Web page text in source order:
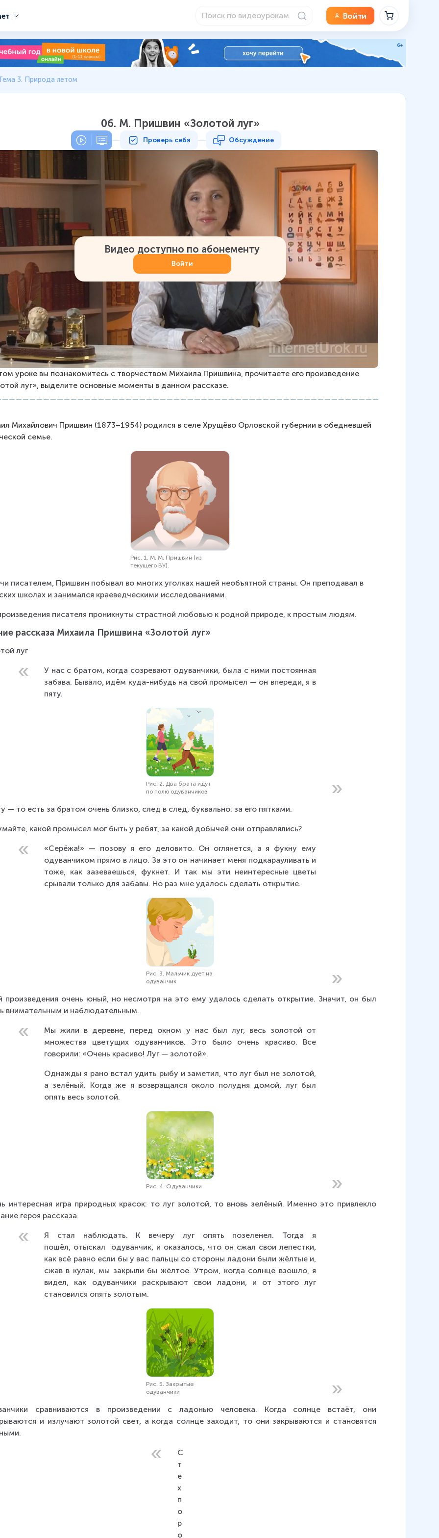
Войти
3. Природа летом
06. М. Пришвин «Золотой луг»
Проверь себя Обсуждение
Видео доступно по абонементу
Войти
уроке вы познакомитесь с творчеством Михаила Пришвина, прочитаете его произведение
луг», выделите основные моменты в данном рассказе.
Михайлович Пришвин (1873–1954) родился в селе Хрущёво Орловской губернии в обедневшей
семье.
Рис. 1. М. М. Пришвин (из
текущего ВУ).
писателем, Пришвин побывал во многих уголках нашей необъятной страны. Он преподавал в
школах и занимался краеведческими исследованиями.
писателя проникнуты страстной любовью к родной природе, к простым людям.
рассказа Михаила Пришвина «Золотой луг»
луг
У нас с братом, когда созревают одуванчики, была с ними постоянная
забава. Бывало, идём куда-нибудь на свой промысел — он впереди, я в
пяту.
Рис. 2. Два брата идут
по полю одуванчиков
— то есть за братом очень близко, след в след, буквально: за его пятками.
какой промысел мог быть у ребят, за какой добычей они отправлялись?
«Серёжа!» — позову я его деловито. Он оглянется, а я фукну ему
одуванчиком прямо в лицо. За это он начинает меня подкарауливать и
тоже, как зазеваешься, фукнет. И так мы эти неинтересные цветы
срывали только для забавы. Но раз мне удалось сделать открытие.
Рис. 3. Мальчик дует на
одуванчик
произведения очень юный, но несмотря на это ему удалось сделать открытие. Значит, он был
внимательным и наблюдательным.
Мы жили в деревне, перед окном у нас был луг, весь золотой от
множества цветущих одуванчиков. Это было очень красиво. Все
говорили: «Очень красиво! Луг — золотой».
Однажды я рано встал удить рыбу и заметил, что луг был не золотой,
а зелёный. Когда же я возвращался около полудня домой, луг был
опять весь золотой.
Рис. 4. Одуванчики
интересная игра природных красок: то луг золотой, то вновь зелёный. Именно это привлекло
героя рассказа.
Я стал наблюдать. К вечеру луг опять позеленел. Тогда я
пошёл, отыскал  одуванчик, и оказалось, что он сжал свои лепестки,
как всё равно если бы у вас пальцы со стороны ладони были жёлтые и,
сжав в кулак, мы закрыли бы жёлтое. Утром, когда солнце взошло, я
видел, как одуванчики раскрывают свои ладони, и от этого луг
становился опять золотым.
Рис. 5. Закрытые
одуванчики
сравниваются в произведении с ладонью человека. Когда солнце встаёт, они
и излучают золотой свет, а когда солнце заходит, то они закрываются и становятся
С
т
е
х
п
о
р
о